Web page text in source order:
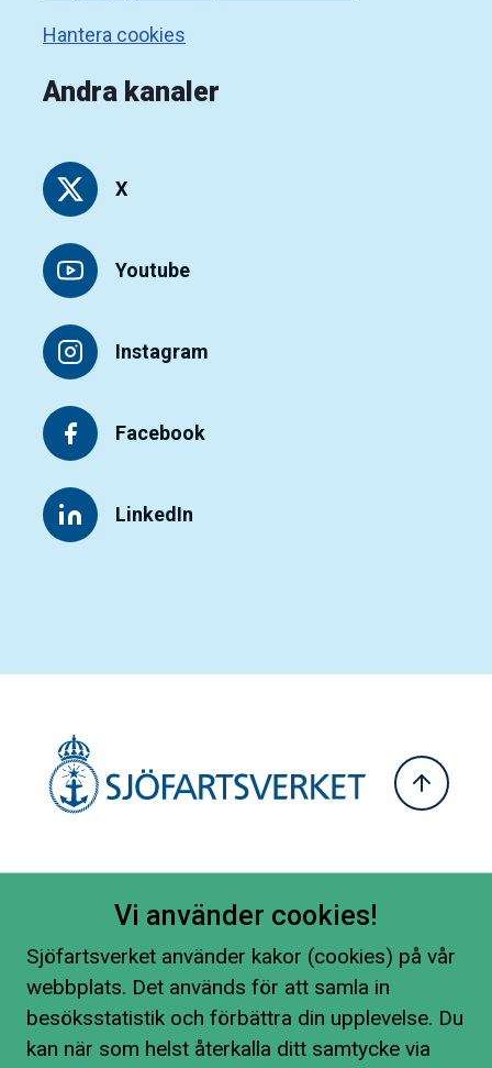
Hantera cookies
Andra kanaler
X
Youtube
Instagram
Facebook
LinkedIn
Vi använder cookies!
Sjöfartsverket använder kakor (cookies) på vår
webbplats. Det används för att samla in
besöksstatistik och förbättra din upplevelse. Du
kan när som helst återkalla ditt samtycke via